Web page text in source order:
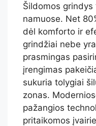
Šildomos
namuose. Net
dėl komforto ir
grindžiai nebe
prasmingas
įrengimas
sukuria tolygiai
zonas.
pažangios
pritaikomos